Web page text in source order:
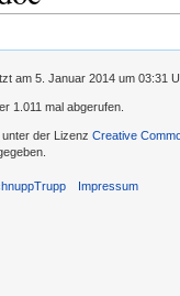
am 5. Januar 2014 um 03:31
1.011 mal abgerufen.
der Lizenz Creative
Impressum